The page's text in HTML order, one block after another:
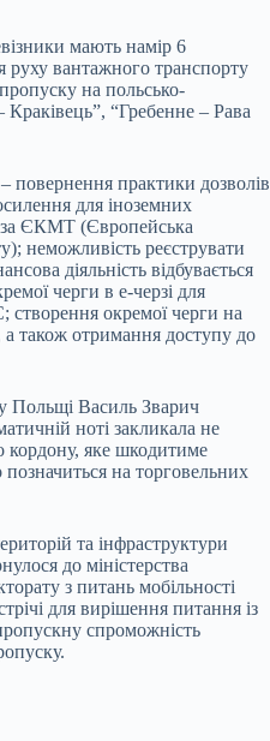
мають намір 6
руху вантажного транспорту
на польсько-
Краківець”, “Гребенне – Рава
повернення практики дозволів
для іноземних
за ЄКМТ (Європейська
неможливість реєструвати
діяльність відбувається
черги в е-черзі для
створення окремої черги на
також отримання доступу до
Польщі Василь Зварич
ноті закликала не
кордону, яке шкодитиме
позначиться на торговельних
та інфраструктури
до міністерства
з питань мобільності
для вирішення питання із
спроможність